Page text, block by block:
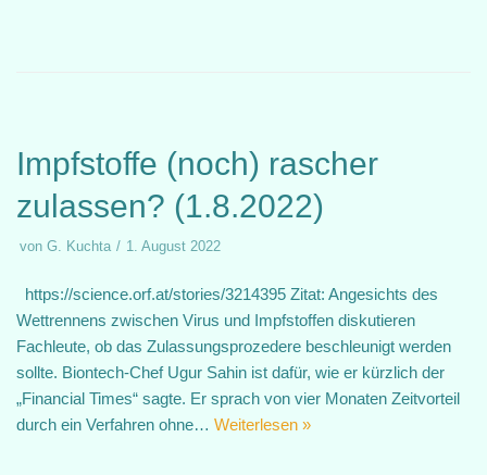
Impfstoffe (noch) rascher
zulassen? (1.8.2022)
von G. Kuchta 1. August 2022
https://science.orf.at/stories/3214395 Zitat: Angesichts des
Wettrennens zwischen Virus und Impfstoffen diskutieren
Fachleute, ob das Zulassungsprozedere beschleunigt werden
sollte. Biontech-Chef Ugur Sahin ist dafür, wie er kürzlich der
„Financial Times“ sagte. Er sprach von vier Monaten Zeitvorteil
durch ein Verfahren ohne… Weiterlesen »